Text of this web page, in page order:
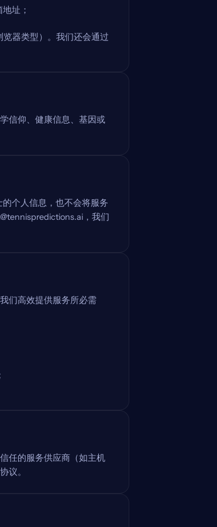
址；
器类型）。我们还会通过
信仰、健康信息、基因或
个人信息，也不会将服务
，我们
们高效提供服务所必需
任的服务供应商（如主机
议。